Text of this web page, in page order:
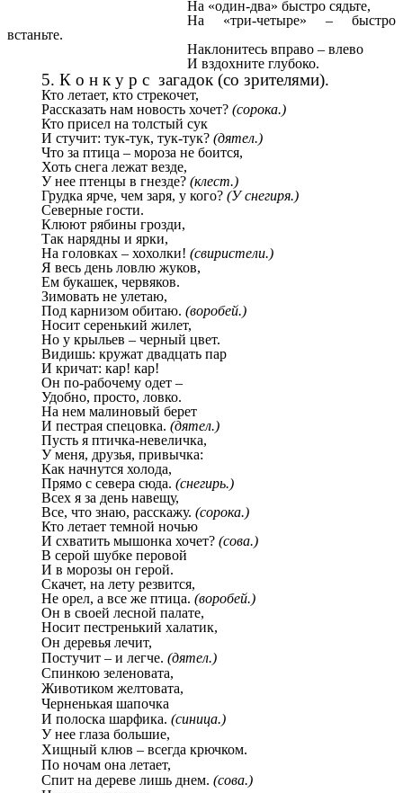
На «один-два» быстро сядьте,
На «три-четыре» – быстро
встаньте.
Наклонитесь вправо – влево
И вздохните глубоко.
5. К о н к у р с загадок (со зрителями).
Кто летает, кто стрекочет,
Рассказать нам новость хочет? (сорока.)
Кто присел на толстый сук
И стучит: тук-тук, тук-тук? (дятел.)
Что за птица – мороза не боится,
Хоть снега лежат везде,
У нее птенцы в гнезде? (клест.)
Грудка ярче, чем заря, у кого? (У снегиря.)
Северные гости.
Клюют рябины грозди,
Так нарядны и ярки,
На головках – хохолки! (свиристели.)
Я весь день ловлю жуков,
Ем букашек, червяков.
Зимовать не улетаю,
Под карнизом обитаю. (воробей.)
Носит серенький жилет,
Но у крыльев – черный цвет.
Видишь: кружат двадцать пар
И кричат: кар! кар!
Он по-рабочему одет –
Удобно, просто, ловко.
На нем малиновый берет
И пестрая спецовка. (дятел.)
Пусть я птичка-невеличка,
У меня, друзья, привычка:
Как начнутся холода,
Прямо с севера сюда. (снегирь.)
Всех я за день навещу,
Все, что знаю, расскажу. (сорока.)
Кто летает темной ночью
И схватить мышонка хочет? (сова.)
В серой шубке перовой
И в морозы он герой.
Скачет, на лету резвится,
Не орел, а все же птица. (воробей.)
Он в своей лесной палате,
Носит пестренький халатик,
Он деревья лечит,
Постучит – и легче. (дятел.)
Спинкою зеленовата,
Животиком желтовата,
Черненькая шапочка
И полоска шарфика. (синица.)
У нее глаза большие,
Хищный клюв – всегда крючком.
По ночам она летает,
Спит на дереве лишь днем. (сова.)